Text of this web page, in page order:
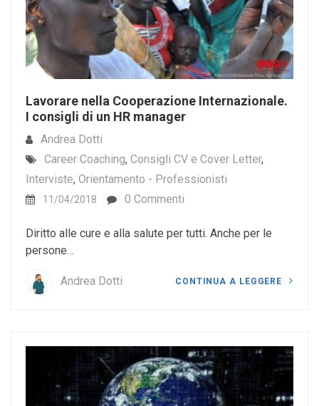
Lavorare nella Cooperazione Internazionale.
I consigli di un HR manager
Andrea Dotti
Career Coaching, Consigli CV e Cover Letter,
Interviste, Orientamento - Professionisti
11/04/2018 0 Commenti
Diritto alle cure e alla salute per tutti. Anche per le
persone…
Andrea Dotti CONTINUA A LEGGERE